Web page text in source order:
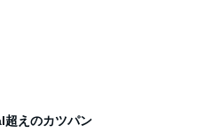
超えのカツパン